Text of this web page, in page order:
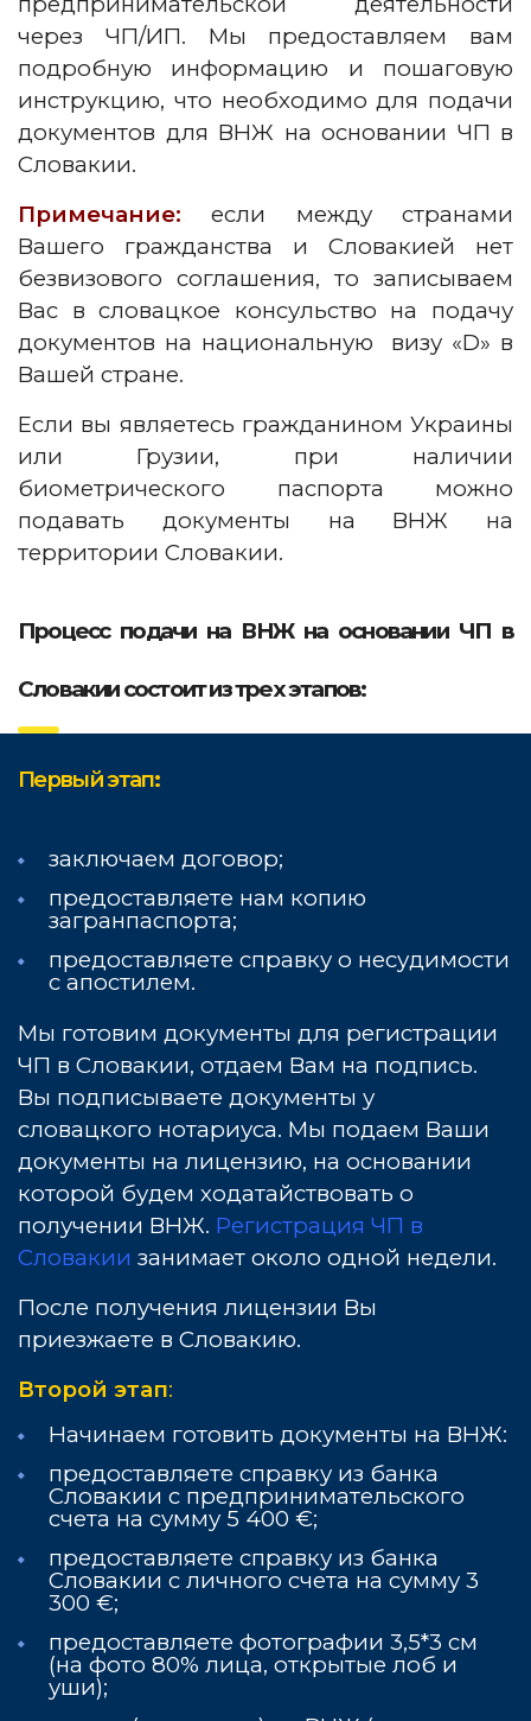
через ЧП/ИП. Мы предоставляем вам
подробную информацию и пошаговую
инструкцию, что необходимо для подачи
документов для ВНЖ на основании ЧП в
Словакии.
Примечание: если между странами
Вашего гражданства и Словакией нет
безвизового соглашения, то записываем
Вас в словацкое консульство на подачу
документов на национальную визу «D» в
Вашей стране.
Если вы являетесь гражданином Украины
или Грузии, при наличии
биометрического паспорта можно
подавать документы на ВНЖ на
территории Словакии.
Процесс подачи на ВНЖ на основании ЧП в
Словакии состоит из трех этапов:
Первый этап:
заключаем договор;
предоставляете нам копию
загранпаспорта;
предоставляете справку о несудимости
с апостилем.
Мы готовим документы для регистрации
ЧП в Словакии, отдаем Вам на подпись.
Вы подписываете документы у
словацкого нотариуса. Мы подаем Ваши
документы на лицензию, на основании
которой будем ходатайствовать о
получении ВНЖ. Регистрация ЧП в
Словакии занимает около одной недели.
После получения лицензии Вы
приезжаете в Словакию.
Второй этап:
Начинаем готовить документы на ВНЖ:
предоставляете справку из банка
Словакии с предпринимательского
счета на сумму 5 400 €;
предоставляете справку из банка
Словакии с личного счета на сумму 3
300 €;
предоставляете фотографии 3,5*3 см
(на фото 80% лица, открытые лоб и
уши);